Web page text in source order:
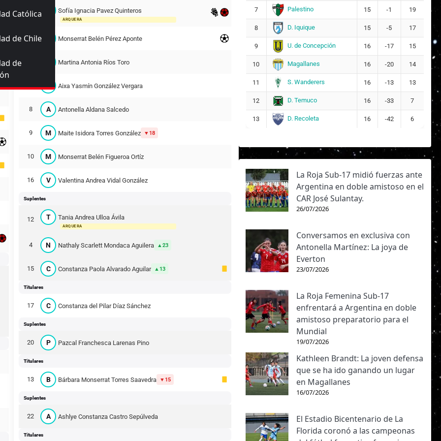
Católica
de Chile
de
1 Sofía Ignacia Pavez Quinteros
ARQUERA
2 Monserrat Belén Pérez Aponte
Martina Antonia Ríos Toro
7 A Aixa Yasmín González Vergara
8 A Antonella Aldana Salcedo
9 M Maite Isidora Torres González 18
10 M Monserrat Belén Figueroa Ortíz
16 V Valentina Andrea Vidal González
Suplentes
12 T Tania Andrea Ulloa Ávila
ARQUERA
4 N Nathaly Scarlett Mondaca Aguilera 23
15 C Constanza Paola Alvarado Aguilar 13
Titulares
17 C Constanza del Pilar Díaz Sánchez
Suplentes
20 P Pazcal Franchesca Larenas Pino
Titulares
13 B Bárbara Monserrat Torres Saavedra 15
Suplentes
22 A Ashlye Constanza Castro Sepúlveda
Titulares
7 Palestino 15 -1 19
8 D. Iquique 15 -5 17
9 U. de Concepción 16 -17 15
10 Magallanes 16 -20 14
11 S. Wanderers 16 -13 13
12 D. Temuco 16 -33 7
13 D. Recoleta 16 -42 6
La Roja Sub-17 midió fuerzas ante
Argentina en doble amistoso en el
CAR José Sulantay.
26/07/2026
Conversamos en exclusiva con
Antonella Martínez: La joya de
Everton
23/07/2026
La Roja Femenina Sub-17
enfrentará a Argentina en doble
amistoso preparatorio para el
Mundial
19/07/2026
Kathleen Brandt: La joven defensa
que se ha ido ganando un lugar
en Magallanes
16/07/2026
El Estadio Bicentenario de La
Florida coronó a las campeonas